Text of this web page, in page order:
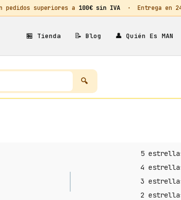
pedidos superiores a 100€ sin IVA · Entrega en
🏪 Tienda 📝 Blog 👤 Quién Es MAN
5
4
3
2